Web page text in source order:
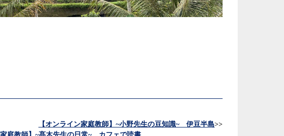
【オンライン家庭教師】~小野先生の豆知識~ 伊豆半島>>